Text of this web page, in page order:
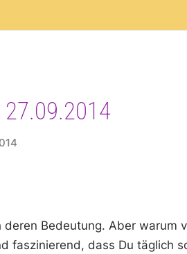
Bedeutung. Aber warum
faszinierend, dass Du täglich